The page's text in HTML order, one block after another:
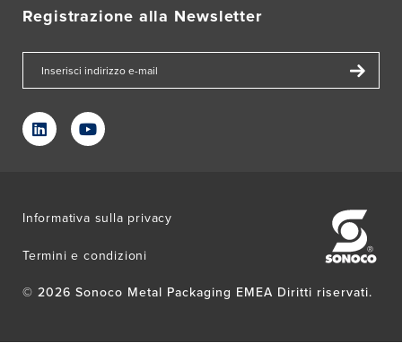
Registrazione alla Newsletter
Informativa sulla privacy
Termini e condizioni
© 2026 Sonoco Metal Packaging EMEA Diritti riservati.